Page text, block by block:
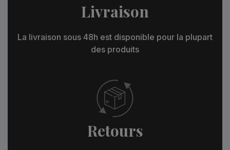
Livraison
La livraison sous 48h est disponible pour la plupart
des produits
Retours